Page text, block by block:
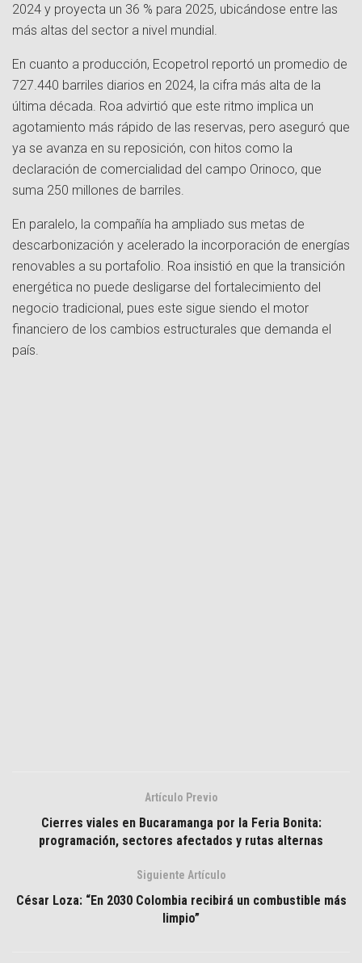
2024 y proyecta un 36 % para 2025, ubicándose entre las
más altas del sector a nivel mundial.
En cuanto a producción, Ecopetrol reportó un promedio de
727.440 barriles diarios en 2024, la cifra más alta de la
última década. Roa advirtió que este ritmo implica un
agotamiento más rápido de las reservas, pero aseguró que
ya se avanza en su reposición, con hitos como la
declaración de comercialidad del campo Orinoco, que
suma 250 millones de barriles.
En paralelo, la compañía ha ampliado sus metas de
descarbonización y acelerado la incorporación de energías
renovables a su portafolio. Roa insistió en que la transición
energética no puede desligarse del fortalecimiento del
negocio tradicional, pues este sigue siendo el motor
financiero de los cambios estructurales que demanda el
país.
Artículo Previo
Cierres viales en Bucaramanga por la Feria Bonita:
programación, sectores afectados y rutas alternas
Siguiente Artículo
César Loza: “En 2030 Colombia recibirá un combustible más
limpio”